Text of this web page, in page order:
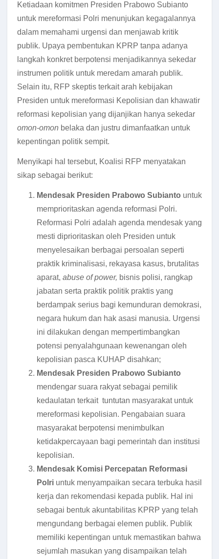
Ketiadaan komitmen Presiden Prabowo Subianto
untuk mereformasi Polri menunjukan kegagalannya
dalam memahami urgensi dan menjawab kritik
publik. Upaya pembentukan KPRP tanpa adanya
langkah konkret berpotensi menjadikannya sekedar
instrumen politik untuk meredam amarah publik.
Selain itu, RFP skeptis terkait arah kebijakan
Presiden untuk mereformasi Kepolisian dan khawatir
reformasi kepolisian yang dijanjikan hanya sekedar
omon-omon belaka dan justru dimanfaatkan untuk
kepentingan politik sempit.
Menyikapi hal tersebut, Koalisi RFP menyatakan
sikap sebagai berikut:
Mendesak Presiden Prabowo Subianto untuk
memprioritaskan agenda reformasi Polri.
Reformasi Polri adalah agenda mendesak yang
mesti diprioritaskan oleh Presiden untuk
menyelesaikan berbagai persoalan seperti
praktik kriminalisasi, rekayasa kasus, brutalitas
aparat, abuse of power, bisnis polisi, rangkap
jabatan serta praktik politik praktis yang
berdampak serius bagi kemunduran demokrasi,
negara hukum dan hak asasi manusia. Urgensi
ini dilakukan dengan mempertimbangkan
potensi penyalahgunaan kewenangan oleh
kepolisian pasca KUHAP disahkan;
Mendesak Presiden Prabowo Subianto
mendengar suara rakyat sebagai pemilik
kedaulatan terkait tuntutan masyarakat untuk
mereformasi kepolisian. Pengabaian suara
masyarakat berpotensi menimbulkan
ketidakpercayaan bagi pemerintah dan institusi
kepolisian.
Mendesak Komisi Percepatan Reformasi
Polri untuk menyampaikan secara terbuka hasil
kerja dan rekomendasi kepada publik. Hal ini
sebagai bentuk akuntabilitas KPRP yang telah
mengundang berbagai elemen publik. Publik
memiliki kepentingan untuk memastikan bahwa
sejumlah masukan yang disampaikan telah